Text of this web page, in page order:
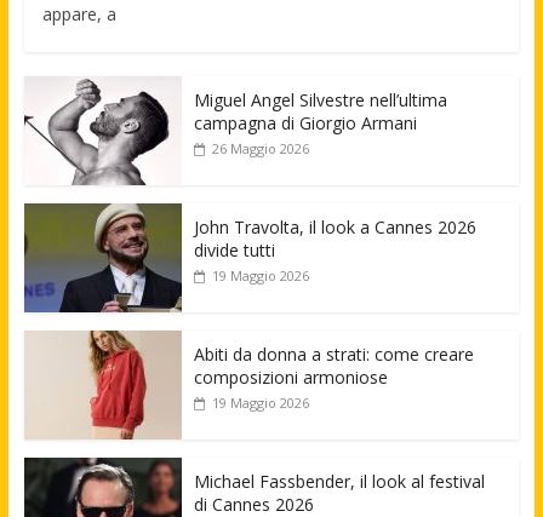
appare, a
Miguel Angel Silvestre nell’ultima
campagna di Giorgio Armani
26 Maggio 2026
John Travolta, il look a Cannes 2026
divide tutti
19 Maggio 2026
Abiti da donna a strati: come creare
composizioni armoniose
19 Maggio 2026
Michael Fassbender, il look al festival
di Cannes 2026